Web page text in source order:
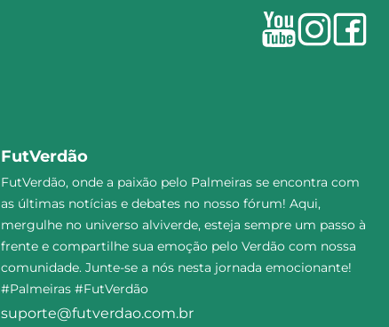
FutVerdão
FutVerdão, onde a paixão pelo Palmeiras se encontra com
as últimas notícias e debates no nosso fórum! Aqui,
mergulhe no universo alviverde, esteja sempre um passo à
frente e compartilhe sua emoção pelo Verdão com nossa
comunidade. Junte-se a nós nesta jornada emocionante!
#Palmeiras #FutVerdão
suporte@futverdao.com.br